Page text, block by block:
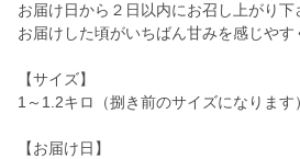
お届け日から２日以内にお召し上がり下
お届けした頃がいちばん甘みを感じやす
【サイズ】
1～1.2キロ（捌き前のサイズになります）
【お届け日】